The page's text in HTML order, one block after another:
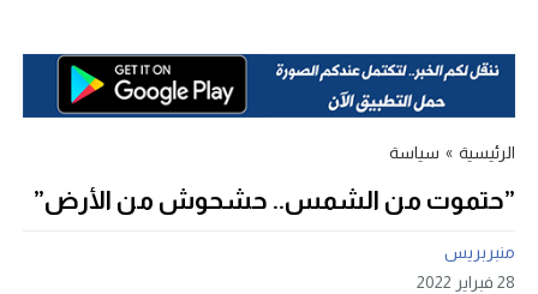
الرئيسية » سياسة
”حتموت من الشمس.. حشحوش من الأرض”
منبربريس
28 فبراير 2022